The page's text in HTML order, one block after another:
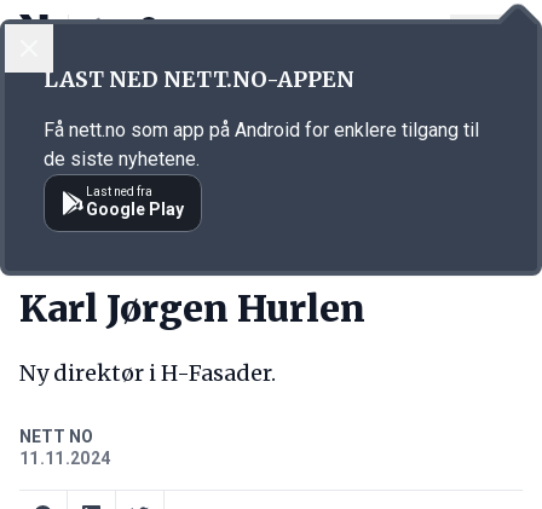
Annonsørinnhold
Karl Jørgen Hurlen
Ny direktør i H-Fasader.
NETT NO
11.11.2024
LAST NED NETT.NO-APPEN
Få nett.no som app på Android for enklere tilgang til
de siste nyhetene.
Last ned fra
Google Play